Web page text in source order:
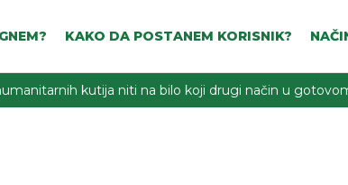
KAKO DA POSTANEM KORISNIK?
kutija niti na bilo koji drugi način u